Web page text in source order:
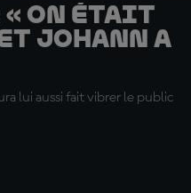
On était
Johann a
lui aussi fait vibrer le public